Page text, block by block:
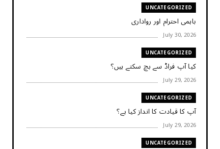
UNCATEGORIZED
باہمی احترام اور رواداری
July 30, 2026
UNCATEGORIZED
کیا آپ فراڈ سے بچ سکتے ہیں؟
July 29, 2026
UNCATEGORIZED
آپ کا قیادت کا انداز کیا ہے؟
July 29, 2026
UNCATEGORIZED